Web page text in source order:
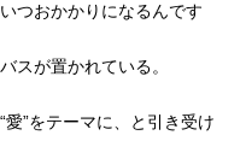
つおかかりになるんです
スが置かれている。
”をテーマに、と引き受け